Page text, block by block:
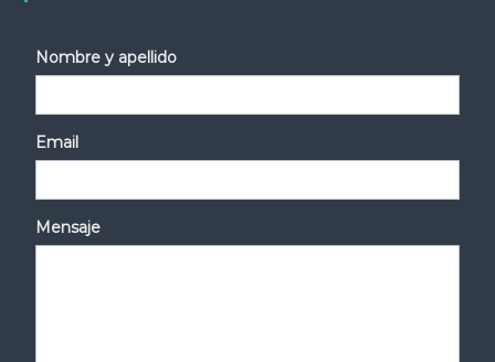
Nombre y apellido
Email
Mensaje